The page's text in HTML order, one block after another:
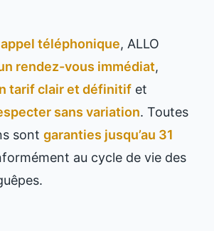
téléphonique, ALLO
rendez-vous immédiat,
tarif clair et définitif et
sans variation. Toutes
sont garanties jusqu’au 31
au cycle de vie des